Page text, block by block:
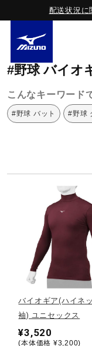
配送状況に
ライフス
サッカー
トレーニ
野球
ゴルフ
ミズノ公式オンライン
#野球 バイオ
こんなキーワード
#野球 バット #野球
バイオギア(ハイネ
袖) ユニセックス
¥3,520
(本体価格 ¥3,200)